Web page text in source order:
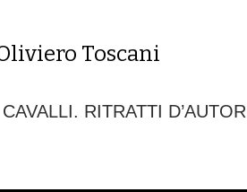
Toscani
RITRATTI